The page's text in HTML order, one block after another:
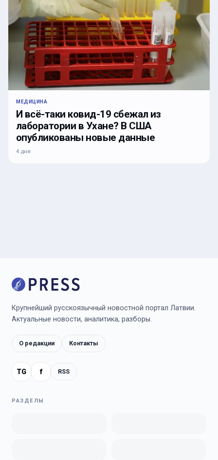
МЕДИЦИНА
И всё-таки ковид-19 сбежал из
лаборатории в Ухане? В США
опубликованы новые данные
4 дня
Крупнейший русскоязычный новостной портал Латвии.
Актуальные новости, аналитика, разборы.
О редакции Контакты
TG f RSS
РАЗДЕЛЫ